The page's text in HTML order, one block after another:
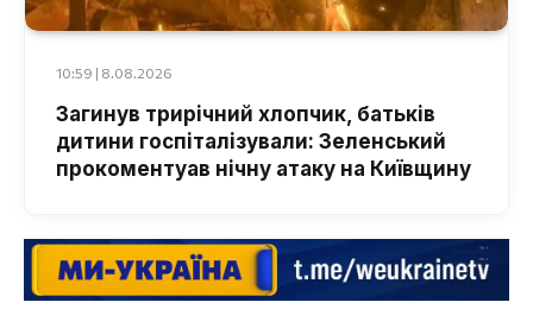
10:59 | 8.08.2026
Загинув трирічний хлопчик, батьків
дитини госпіталізували: Зеленський
прокоментуав нічну атаку на Київщину